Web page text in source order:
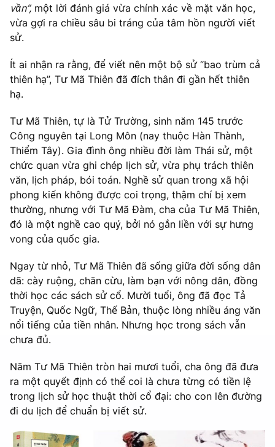
vần”, một lời đánh giá vừa chính xác về mặt văn học,
vừa gợi ra chiều sâu bi tráng của tâm hồn người viết
sử.
Ít ai nhận ra rằng, để viết nên một bộ sử “bao trùm cả
thiên hạ”, Tư Mã Thiên đã đích thân đi gần hết thiên
hạ.
Tư Mã Thiên, tự là Tử Trường, sinh năm 145 trước
Công nguyên tại Long Môn (nay thuộc Hàn Thành,
Thiểm Tây). Gia đình ông nhiều đời làm Thái sử, một
chức quan vừa ghi chép lịch sử, vừa phụ trách thiên
văn, lịch pháp, bói toán. Nghề sử quan trong xã hội
phong kiến không được coi trọng, thậm chí bị xem
thường, nhưng với Tư Mã Đàm, cha của Tư Mã Thiên,
đó là một nghề cao quý, bởi nó gắn liền với sự hưng
vong của quốc gia.
Ngay từ nhỏ, Tư Mã Thiên đã sống giữa đời sống dân
dã: cày ruộng, chăn cừu, làm bạn với nông dân, đồng
thời học các sách sử cổ. Mười tuổi, ông đã đọc Tả
Truyện, Quốc Ngữ, Thế Bản, thuộc lòng nhiều áng văn
nổi tiếng của tiền nhân. Nhưng học trong sách vẫn
chưa đủ.
Năm Tư Mã Thiên tròn hai mươi tuổi, cha ông đã đưa
ra một quyết định có thể coi là chưa từng có tiền lệ
trong lịch sử học thuật thời cổ đại: cho con lên đường
đi du lịch để chuẩn bị viết sử.